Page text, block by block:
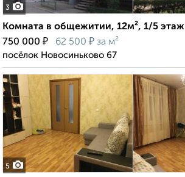
3
Комната в общежитии, 12м², 1/5 этаж
750 000 ₽ 62 500 ₽ за м²
посёлок Новосиньково 67
5